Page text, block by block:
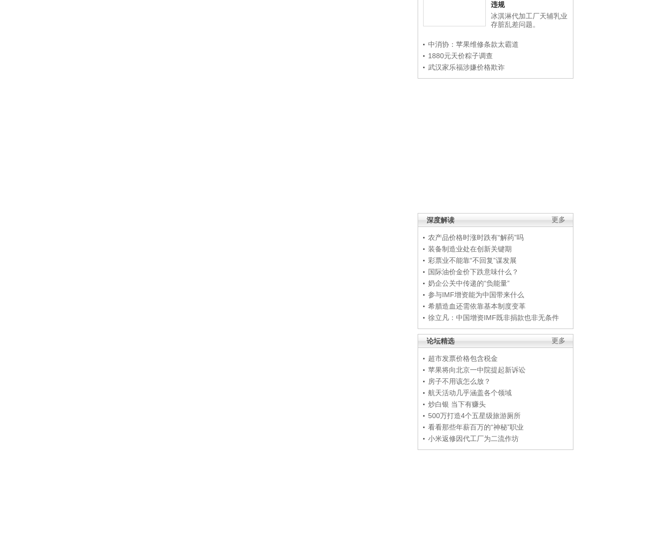
违规
冰淇淋代加工厂天辅乳业
存脏乱差问题。
中消协：苹果维修条款太霸道
1880元天价粽子调查
武汉家乐福涉嫌价格欺诈
更多
深度解读
农产品价格时涨时跌有“解药”吗
装备制造业处在创新关键期
彩票业不能靠“不回复”谋发展
国际油价金价下跌意味什么？
奶企公关中传递的“负能量”
参与IMF增资能为中国带来什么
希腊造血还需依靠基本制度变革
徐立凡：中国增资IMF既非捐款也非无条件
更多
论坛精选
超市发票价格包含税金
苹果将向北京一中院提起新诉讼
房子不用该怎么放？
航天活动几乎涵盖各个领域
炒白银 当下有赚头
500万打造4个五星级旅游厕所
看看那些年薪百万的“神秘”职业
小米返修因代工厂为二流作坊